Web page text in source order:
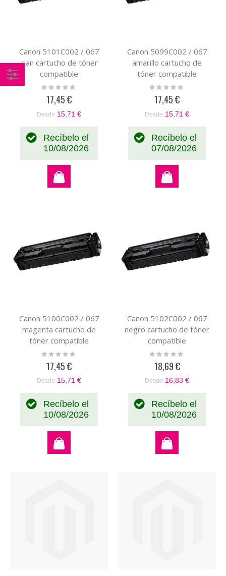
Canon 5101C002 / 067
cian cartucho de tóner
compatible
Rating:
17,45 €
Desde 15,71 €
Recíbelo el
10/08/2026
Canon 5099C002 / 067
amarillo cartucho de
tóner compatible
Rating:
17,45 €
Desde 15,71 €
Recíbelo el
07/08/2026
Canon 5100C002 / 067
magenta cartucho de
tóner compatible
Rating:
17,45 €
Desde 15,71 €
Recíbelo el
10/08/2026
Canon 5102C002 / 067
negro cartucho de tóner
compatible
Rating:
18,69 €
Desde 16,83 €
Recíbelo el
10/08/2026
Comprar